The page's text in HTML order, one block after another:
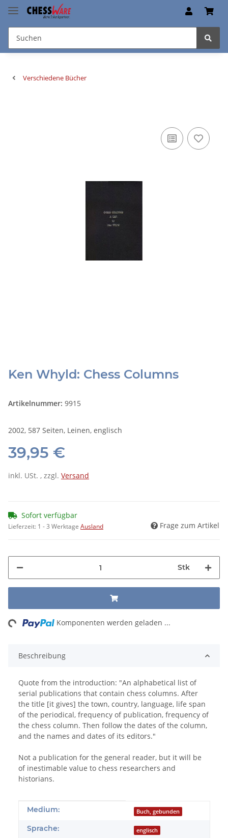
Verschiedene Bücher
Ken Whyld: Chess Columns
Artikelnummer: 9915
2002, 587 Seiten, Leinen, englisch
39,95 €
inkl. USt. , zzgl. Versand
Sofort verfügbar
Lieferzeit: 1 - 3 Werktage Ausland Frage zum Artikel
Stk
Komponenten werden geladen ...
Beschreibung
Quote from the introduction: "An alphabetical list of
serial publications that contain chess columns. After
the title [it gives] the town, country, language, life span
of the periodical, frequency of publication, frequency of
the chess column. Then follow the dates of the column,
and the names and dates of its editors."
Not a publication for the general reader, but it will be
of inestimable value to chess researchers and
historians.
Produkteigenschaft
Wert
Medium: Buch, gebunden
Sprache: englisch